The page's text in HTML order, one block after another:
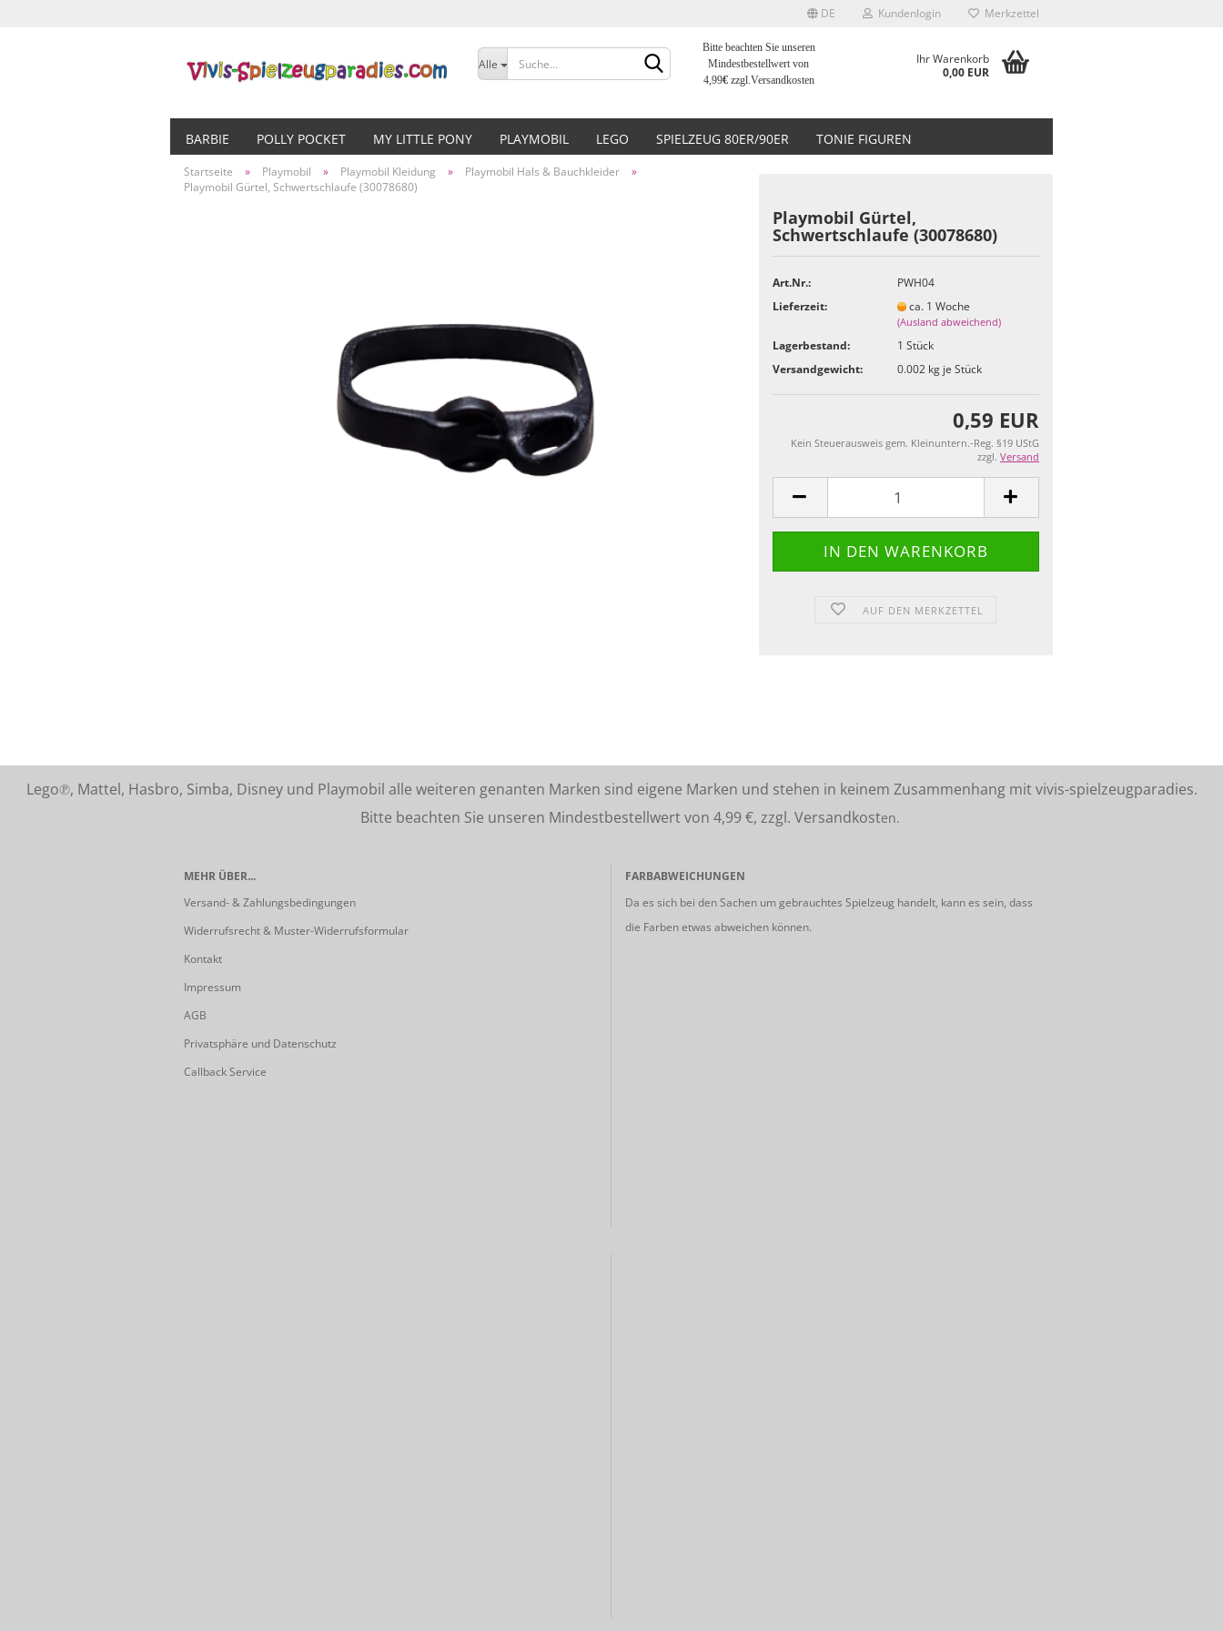
DE
Sprache auswählen
Lieferland
Kundenlogin
Passwort vergessen?
Merkzettel
Alle
Bitte beachten Sie unseren
Mindestbestellwert von
4,99€zzgl.Versandkosten
Ihr Warenkorb
0,00 EUR
BARBIE POLLY POCKET MY LITTLE PONY PLAYMOBIL LEGO SPIELZEUG 80ER/90ER TONIE FIGUREN
Startseite » Playmobil » Playmobil Kleidung » Playmobil Hals & Bauchkleider
»
Playmobil Gürtel, Schwertschlaufe (30078680)
Playmobil Gürtel,
Schwertschlaufe (30078680)
Art.Nr.:
PWH04
Lieferzeit:
ca. 1 Woche
(Ausland abweichend)
Lagerbestand: 1 Stück
Versandgewicht:
0.002kg je Stück
0,59 EUR
Kein Steuerausweis gem. Kleinuntern.-Reg. §19 UStG
zzgl. Versand
AUF DEN MERKZETTEL
Lego℗, Mattel, Hasbro, Simba, Disney und Playmobil alle weiteren genanten Marken sind eigene Marken und stehen in keinem Zusammenhang mit vivis-spielzeugparadies.
Bitte beachten Sie unseren Mindestbestellwert von 4,99 €, zzgl. Versandkosten.
MEHR ÜBER...
Versand- & Zahlungsbedingungen
Widerrufsrecht & Muster-Widerrufsformular
Kontakt
Impressum
AGB
Privatsphäre und Datenschutz
Callback Service
FARBABWEICHUNGEN
Da es sich bei den Sachen um gebrauchtes Spielzeug handelt, kann es sein, dass
die Farben etwas abweichen können.